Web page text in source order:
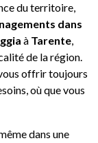
du territoire,
dans
à Tarente,
de la région.
offrir toujours
où que vous
dans une